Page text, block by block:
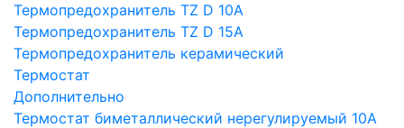
Термопредохранитель TZ D 10A
Термопредохранитель TZ D 15A
Термопредохранитель керамический
Термостат
Дополнительно
Термостат биметаллический нерегулируемый 10A